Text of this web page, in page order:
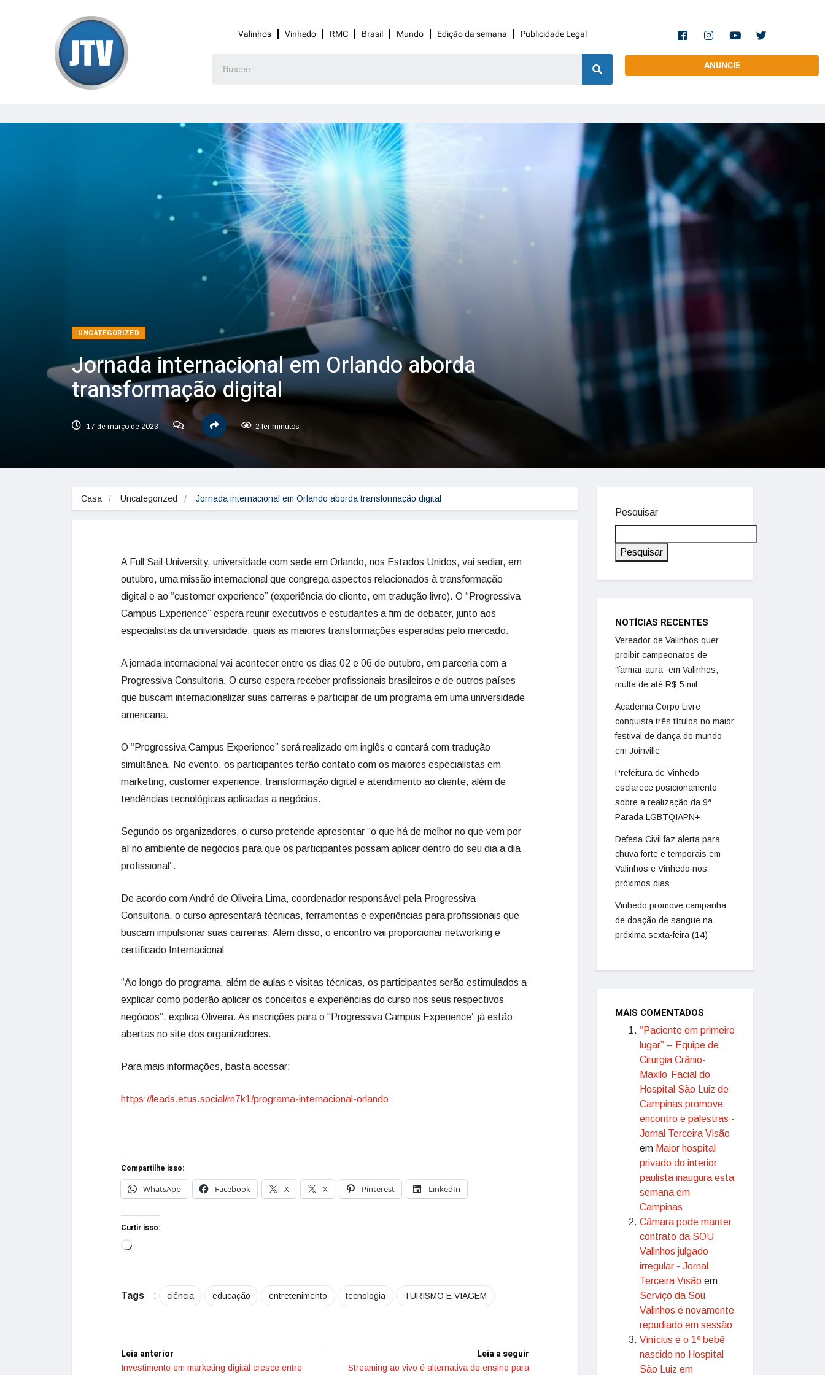
Valinhos Vinhedo RMC Brasil Mundo Edição da semana Publicidade Legal
ANUNCIE
UNCATEGORIZED
Jornada internacional em Orlando aborda
transformação digital
17 de março de 2023 2 ler minutos
Casa Uncategorized Jornada internacional em Orlando aborda transformação digital
A Full Sail University, universidade com sede em Orlando, nos Estados Unidos, vai sediar, em
outubro, uma missão internacional que congrega aspectos relacionados à transformação
digital e ao “customer experience” (experiência do cliente, em tradução livre). O “Progressiva
Campus Experience” espera reunir executivos e estudantes a fim de debater, junto aos
especialistas da universidade, quais as maiores transformações esperadas pelo mercado.
A jornada internacional vai acontecer entre os dias 02 e 06 de outubro, em parceria com a
Progressiva Consultoria. O curso espera receber profissionais brasileiros e de outros países
que buscam internacionalizar suas carreiras e participar de um programa em uma universidade
americana.
O “Progressiva Campus Experience” será realizado em inglês e contará com tradução
simultânea. No evento, os participantes terão contato com os maiores especialistas em
marketing, customer experience, transformação digital e atendimento ao cliente, além de
tendências tecnológicas aplicadas a negócios.
Segundo os organizadores, o curso pretende apresentar “o que há de melhor no que vem por
aí no ambiente de negócios para que os participantes possam aplicar dentro do seu dia a dia
profissional”.
De acordo com André de Oliveira Lima, coordenador responsável pela Progressiva
Consultoria, o curso apresentará técnicas, ferramentas e experiências para profissionais que
buscam impulsionar suas carreiras. Além disso, o encontro vai proporcionar networking e
certificado Internacional
“Ao longo do programa, além de aulas e visitas técnicas, os participantes serão estimulados a
explicar como poderão aplicar os conceitos e experiências do curso nos seus respectivos
negócios”, explica Oliveira. As inscrições para o “Progressiva Campus Experience” já estão
abertas no site dos organizadores.
Para mais informações, basta acessar:
https://leads.etus.social/rn7k1/programa-internacional-orlando
Compartilhe isso:
WhatsApp
Facebook X X Pinterest LinkedIn
Curtir isso:
Tags : ciência educação entretenimento tecnologia TURISMO E VIAGEM
Leia anterior
Investimento em marketing digital cresce entre
Leia a seguir
Streaming ao vivo é alternativa de ensino para
Pesquisar
Pesquisar
NOTÍCIAS RECENTES
Vereador de Valinhos quer
proibir campeonatos de
“farmar aura” em Valinhos;
multa de até R$ 5 mil
Academia Corpo Livre
conquista três títulos no maior
festival de dança do mundo
em Joinville
Prefeitura de Vinhedo
esclarece posicionamento
sobre a realização da 9ª
Parada LGBTQIAPN+
Defesa Civil faz alerta para
chuva forte e temporais em
Valinhos e Vinhedo nos
próximos dias
Vinhedo promove campanha
de doação de sangue na
próxima sexta-feira (14)
MAIS COMENTADOS
“Paciente em primeiro
lugar” – Equipe de
Cirurgia Crânio-
Maxilo-Facial do
Hospital São Luiz de
Campinas promove
encontro e palestras -
Jornal Terceira Visão
em Maior hospital
privado do interior
paulista inaugura esta
semana em
Campinas
Câmara pode manter
contrato da SOU
Valinhos julgado
irregular - Jornal
Terceira Visão em
Serviço da Sou
Valinhos é novamente
repudiado em sessão
Vinícius é o 1º bebê
nascido no Hospital
São Luiz em